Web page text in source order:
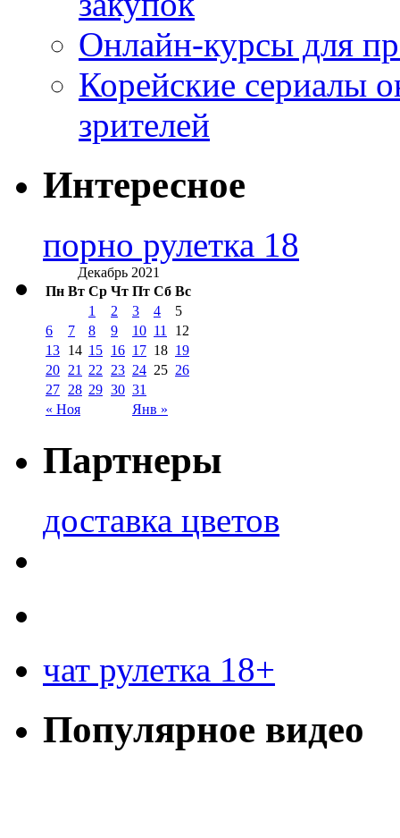
Онлайн-курсы для
Корейские сериалы
зрителей
Интересное
порно рулетка 18
Декабрь 2021
Пн Вт Ср Чт Пт Сб Вс
« Ноя Янв »
1 2 3 4
5
6
7 8 9 10 11
12
13 14 15 16 17 18 19
20 21 22 23 24 25 26
27 28 29 30 31
Партнеры
доставка цветов
чат рулетка 18+
Популярное видео